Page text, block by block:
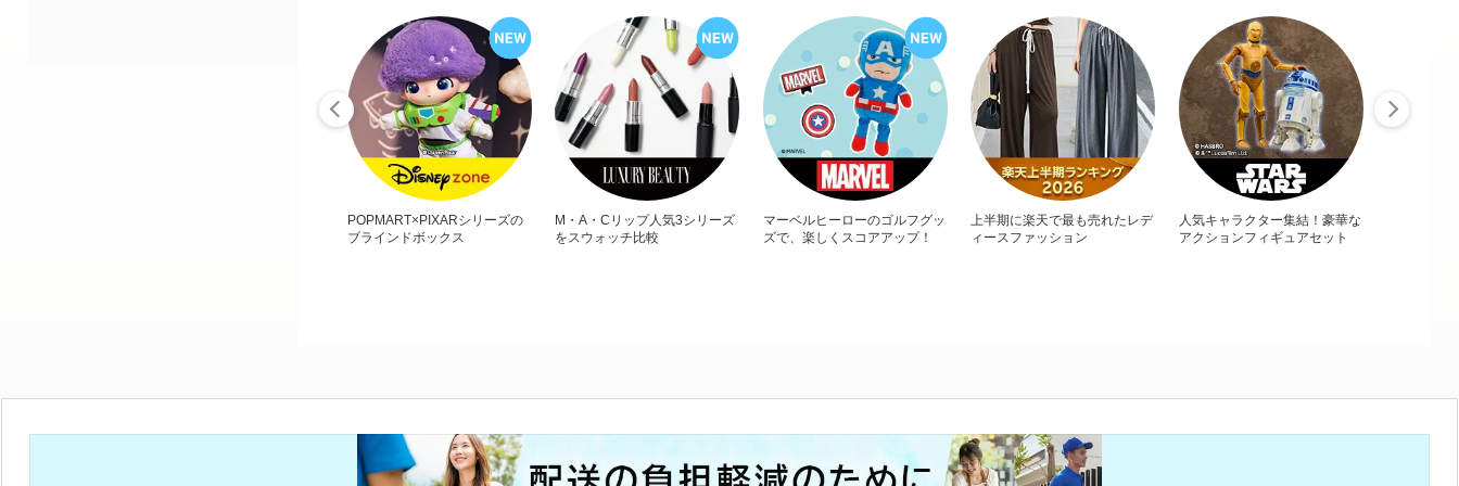
POPMART×PIXARシリーズの
ブラインドボックス
M・A・Cリップ人気3シリーズ
をスウォッチ比較
マーベルヒーローのゴルフグッ
ズで、楽しくスコアアップ！
上半期に楽天で最も売れたレデ
ィースファッション
人気キャラクター集結！豪華な
アクションフィギュアセット